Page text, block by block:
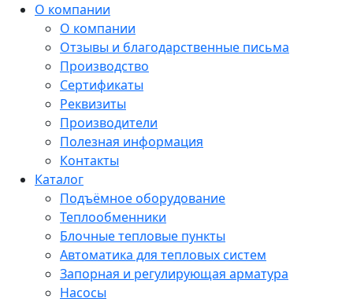
О компании
О компании
Отзывы и благодарственные письма
Производство
Сертификаты
Реквизиты
Производители
Полезная информация
Контакты
Каталог
Подъёмное оборудование
Теплообменники
Блочные тепловые пункты
Автоматика для тепловых систем
Запорная и регулирующая арматура
Насосы